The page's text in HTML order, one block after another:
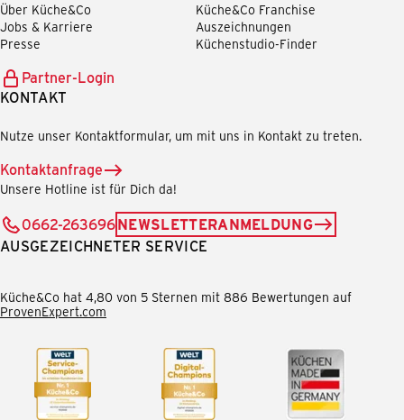
Über Küche&Co
Jobs & Karriere
Presse
Küche&Co Franchise
Auszeichnungen
Küchenstudio-Finder
Partner-Login
KONTAKT
Nutze unser Kontaktformular, um mit uns in Kontakt zu treten.
Kontaktanfrage
Unsere Hotline ist für Dich da!
0662-263696NEWSLETTERANMELDUNG
AUSGEZEICHNETER SERVICE
Küche&Co hat 4,80 von 5 Sternen mit 886 Bewertungen auf
ProvenExpert.com